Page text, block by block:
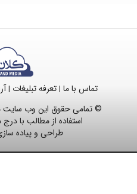
تماس با ما |تعرفه تبلیغات |
© تمامی حقوق این وب سایت
استفاده از مطالب با
طراحی و پیاده